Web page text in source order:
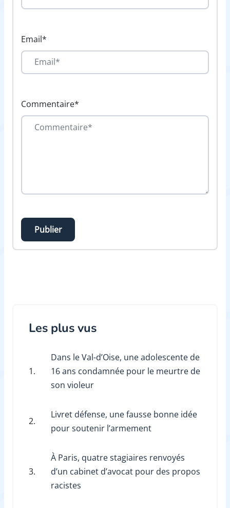
Email*
Commentaire*
Publier
Les plus vus
1.
Dans le Val-d’Oise, une adolescente de
16 ans condamnée pour le meurtre de
son violeur
2.
Livret défense, une fausse bonne idée
pour soutenir l’armement
3.
À Paris, quatre stagiaires renvoyés
d’un cabinet d’avocat pour des propos
racistes